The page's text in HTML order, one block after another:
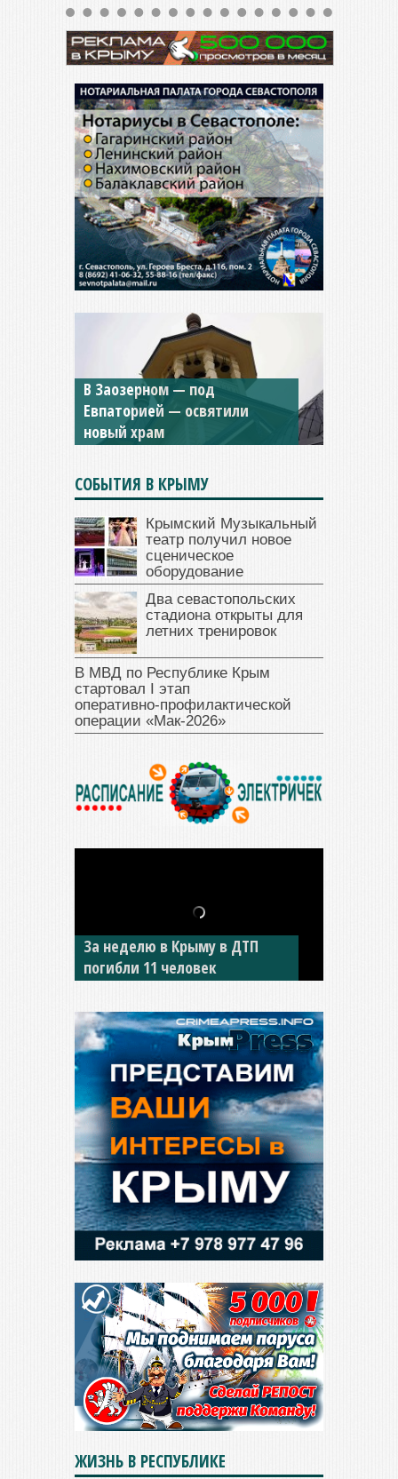
В Заозерном — под
Евпаторией — освятили
новый храм
Мужской монастырь Косьмы
и Дамиана в Крыму вновь
открыт для посещения
СОБЫТИЯ В КРЫМУ
Крымский Музыкальный
театр получил новое
сценическое
оборудование
Два севастопольских
стадиона открыты для
летних тренировок
В МВД по Республике Крым
стартовал I этап
оперативно‑профилактической
операции «Мак‑2026»
За неделю в Крыму в ДТП
погибли 11 человек
В Джанкое водитель ВАЗа
сбил двух детей на «зебре»
ЖИЗНЬ В РЕСПУБЛИКЕ